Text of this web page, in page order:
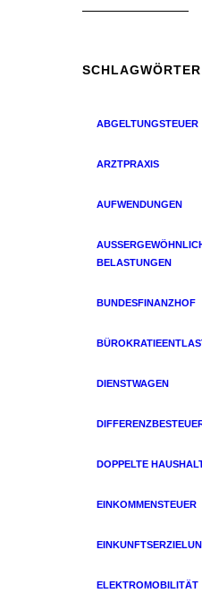
SCHLAGWÖRTER
ABGELTUNGSTEUER
ARZTPRAXIS
AUFWENDUNGEN
ELASTUNGEN
BUNDESFINANZHOF
DIENSTWAGEN
DOPPELTE
EINKOMMENSTEUER
ELEKTROMOBILITÄT